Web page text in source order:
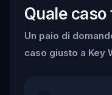
Quale caso
Un paio di
caso giusto a Key